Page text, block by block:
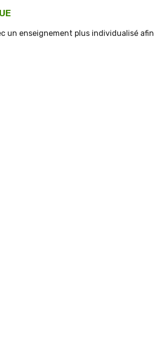
un enseignement plus individualisé afin